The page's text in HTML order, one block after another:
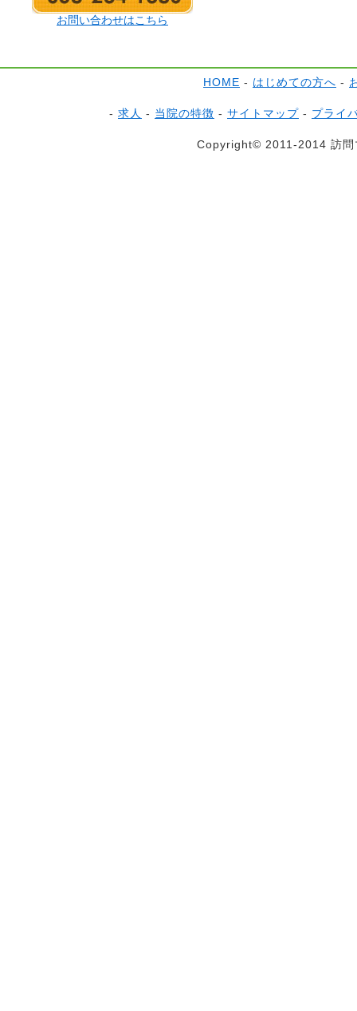
お問い合わせはこちら
HOME - はじめての方へ -
- 求人 - 当院の特徴 - サイトマップ - プライ
Copyright© 2011-2014 訪問